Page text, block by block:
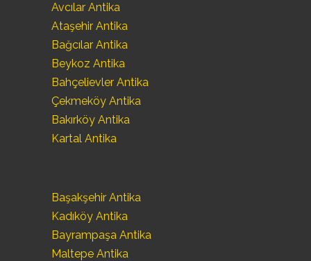
Avcılar Antika
Ataşehir Antika
Bağcılar Antika
Beykoz Antika
Bahçelievler Antika
Çekmeköy Antika
Bakırköy Antika
Kartal Antika
Başakşehir Antika
Kadıköy Antika
Bayrampaşa Antika
Maltepe Antika